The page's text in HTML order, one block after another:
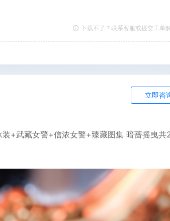
下载不了？联系客服或提交工单
立即咨
+武藏女警+信浓女警+臻藏图集 暗蔷摇曳共